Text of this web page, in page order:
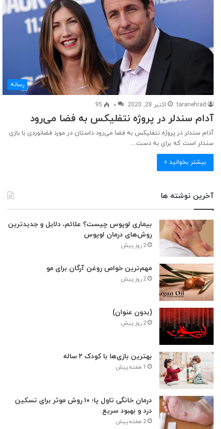
رسانه
taranehrad اکتبر 28, 2020 ۰ 95
آدام سندلر در پروژه نتفلیکس به فضا می‌رود
آدام سندلر در پروژه نتفلیکس به فضا می‌رود داستان در مورد فضانوردی با بازی
سندلر است که برای به دست…
بیشتر بخوانید »
آخرین نوشته ها
بیماری لوپوس چیست؟ علائم، دلایل و جدیدترین
روش‌های درمان لوپوس
2 روز پیش
مهم‌ترین خواص روغن آرگان برای مو
2 روز پیش
(بدون عنوان)
2 روز پیش
بهترین بازی‌ها با کودک ۲ ساله
1 هفته پیش
درمان خانگی تاول پا؛ ۱۰ روش موثر برای تسکین
درد و بهبود سریع
2 هفته پیش